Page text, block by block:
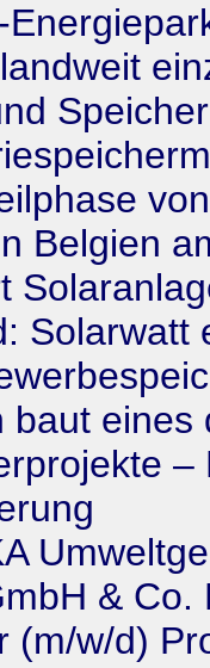
Belgien
Solarwatt
baut eines
–
& Co.
(m/w/d)